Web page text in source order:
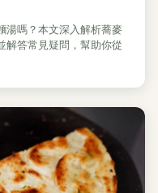
湯嗎？本文深入解析蕎麥
解答常見疑問，幫助你從